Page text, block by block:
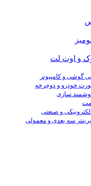
و اوت لت
گوشی و کامپیوتر
خودرو و دوچرخه
سازی
و صنعتی
سه بعدی و معمولی